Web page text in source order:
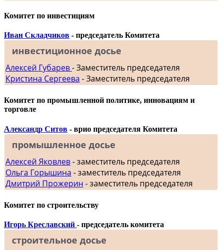
Комитет по инвестициям
Иван Складчиков - председатель Комитета
инвестиционное досье
Алексей Губарев- Заместитель председателя
Кристина Сергеева - Заместитель председателя
Комитет по промышленной политике, инновациям и
торговле
Александр Ситов - врио председателя Комитета
промышленное досье
Алексей Яковлев- заместитель председателя
Ольга Горышина - заместитель председателя
Дмитрий Прожерин - заместитель председателя
Комитет по строительству
Игорь Креславский - председатель комитета
строительное досье